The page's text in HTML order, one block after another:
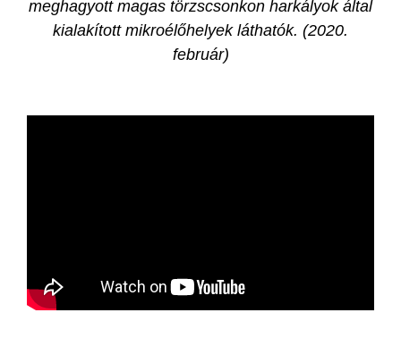
meghagyott magas törzscsonkon harkályok által
kialakított mikroélőhelyek láthatók. (2020.
február)